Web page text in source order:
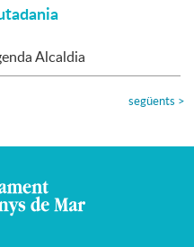
Alcaldia
següents >